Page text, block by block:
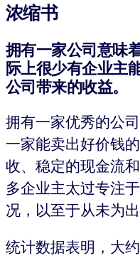
浓缩书
拥有一家公司意味
际上很少有企业主
公司带来的收益。
拥有一家优秀的公
一家能卖出好价钱
收、稳定的现金流
多企业主太过专注
况，以至于从未为
统计数据表明，大